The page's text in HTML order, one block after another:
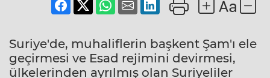
Suriye'de, muhaliflerin başkent Şam'ı ele
geçirmesi ve Esad rejimini devirmesi,
ülkelerinden ayrılmış olan Suriyeliler